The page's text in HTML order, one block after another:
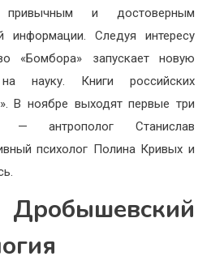
привычным и достоверным
информации. Следуя интересу
«Бомбора» запускает новую
науку. Книги российских
В ноябре выходят первые три
антрополог Станислав
психолог Полина Кривых и
Дробышевский